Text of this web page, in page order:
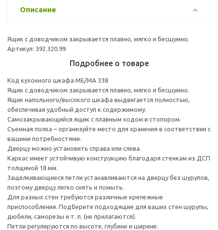
Описание
Ящик с доводчиком закрывается плавно, мягко и бесшумно.
Артикул: 392.320.99
Подробнее о товаре
Код кухонного шкафа ME/MA 338
Ящик с доводчиком закрывается плавно, мягко и бесшумно.
Ящик напольного/высокого шкафа выдвигается полностью,
обеспечивая удобный доступ к содержимому.
Cамозакрывающийся ящик с плавным ходом и стопором.
Съемная полка – организуйте место для хранения в соответствии с
вашими потребностями.
Дверцу можно установить справа или слева.
Каркас имеет устойчивую конструкцию благодаря стенкам из ДСП
толщиной 18 мм.
Защелкивающиеся петли устанавливаются на дверцу без шурупов,
поэтому дверцу легко снять и помыть.
Для разных стен требуются различные крепежные
приспособления. Подберите подходящие для ваших стен шурупы,
дюбели, саморезы и т. п. (не прилагаются).
Петли регулируются по высоте, глубине и ширине.